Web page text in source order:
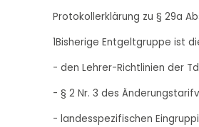
Protokollerklärung zu § 29a
1Bisherige Entgeltgruppe ist
- den Lehrer-Richtlinien der
- § 2 Nr. 3 des
- landesspezifischen